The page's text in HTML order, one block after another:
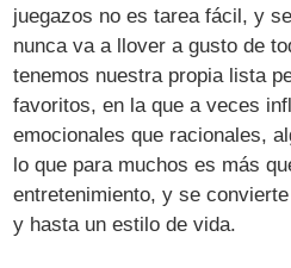
juegazos no es tarea fácil, y
nunca va a llover a gusto de
tenemos nuestra propia lista
favoritos, en la que a veces
emocionales que racionales,
lo que para muchos es más
entretenimiento, y se
y hasta un estilo de vida.